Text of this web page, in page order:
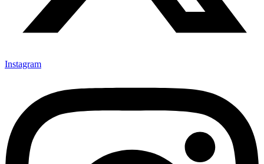
Instagram